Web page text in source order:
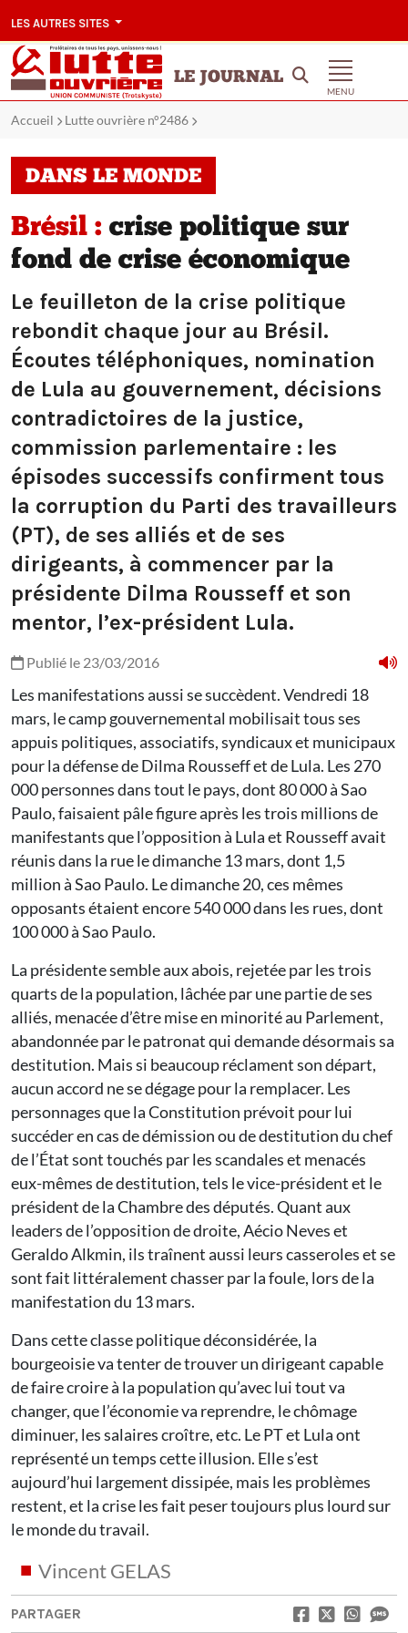
LES AUTRES SITES
LE JOURNAL
MENU
Accueil Lutte ouvrière n°2486
DANS LE MONDE
Brésil : crise politique sur
fond de crise économique
Le feuilleton de la crise politique
rebondit chaque jour au Brésil.
Écoutes téléphoniques, nomination
de Lula au gouvernement, décisions
contradictoires de la justice,
commission parlementaire : les
épisodes successifs confirment tous
la corruption du Parti des travailleurs
(PT), de ses alliés et de ses
dirigeants, à commencer par la
présidente Dilma Rousseff et son
mentor, l’ex-président Lula.
Publié le 23/03/2016
Les manifestations aussi se succèdent. Vendredi 18
mars, le camp gouvernemental mobilisait tous ses
appuis politiques, associatifs, syndicaux et municipaux
pour la défense de Dilma Rousseff et de Lula. Les 270
000 personnes dans tout le pays, dont 80 000 à Sao
Paulo, faisaient pâle figure après les trois millions de
manifestants que l’opposition à Lula et Rousseff avait
réunis dans la rue le dimanche 13 mars, dont 1,5
million à Sao Paulo. Le dimanche 20, ces mêmes
opposants étaient encore 540 000 dans les rues, dont
100 000 à Sao Paulo.
La présidente semble aux abois, rejetée par les trois
quarts de la population, lâchée par une partie de ses
alliés, menacée d’être mise en minorité au Parlement,
abandonnée par le patronat qui demande désormais sa
destitution. Mais si beaucoup réclament son départ,
aucun accord ne se dégage pour la remplacer. Les
personnages que la Constitution prévoit pour lui
succéder en cas de démission ou de destitution du chef
de l’État sont touchés par les scandales et menacés
eux-mêmes de destitution, tels le vice-président et le
président de la Chambre des députés. Quant aux
leaders de l’opposition de droite, Aécio Neves et
Geraldo Alkmin, ils traînent aussi leurs casseroles et se
sont fait littéralement chasser par la foule, lors de la
manifestation du 13 mars.
Dans cette classe politique déconsidérée, la
bourgeoisie va tenter de trouver un dirigeant capable
de faire croire à la population qu’avec lui tout va
changer, que l’économie va reprendre, le chômage
diminuer, les salaires croître, etc. Le PT et Lula ont
représenté un temps cette illusion. Elle s’est
aujourd’hui largement dissipée, mais les problèmes
restent, et la crise les fait peser toujours plus lourd sur
le monde du travail.
Vincent GELAS
PARTAGER